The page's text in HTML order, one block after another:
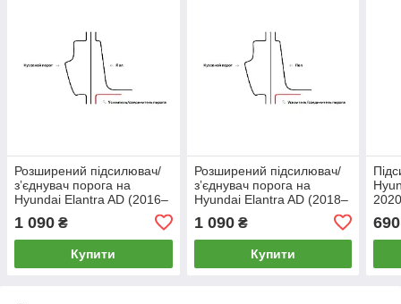
Розширений підсилювач/
зʼєднувач порога на
Hyundai Elantra AD (2016–
1 090 ₴
Купити
Розширений підсилювач/
зʼєднувач порога на
Hyundai Elantra AD (2018–
1 090₴
Купити
690